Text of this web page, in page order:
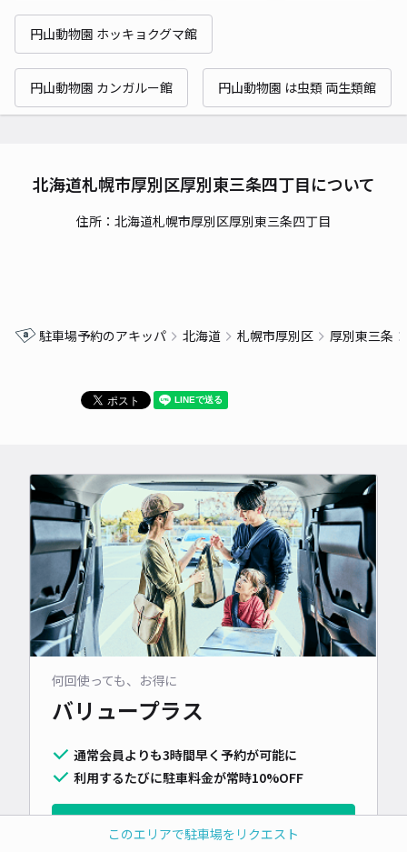
このエリアで駐車場をリクエスト
円山動物園 ホッキョクグマ館
円山動物園 カンガルー館 円山動物園 は虫類 両生類館
北海道札幌市厚別区厚別東三条四丁目について
住所：北海道札幌市厚別区厚別東三条四丁目
駐車場予約のアキッパ 北海道 札幌市厚別区 厚別東三条
何回使っても、お得に
バリュープラス
通常会員よりも3時間早く予約が可能に
利用するたびに駐車料金が常時10%OFF
詳しく見る